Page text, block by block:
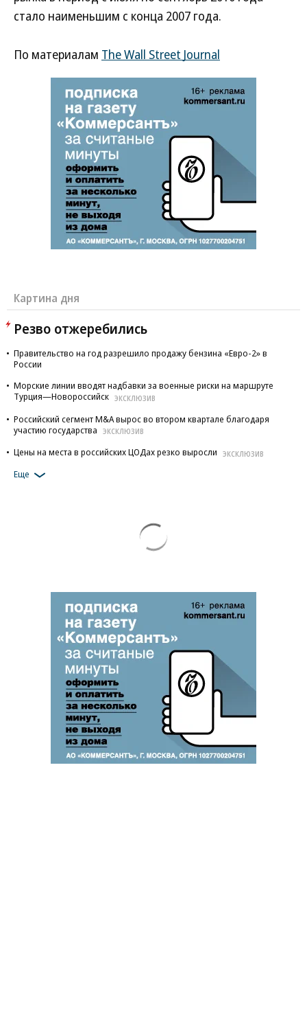
стало наименьшим с конца 2007 года.
По материалам The Wall Street Journal
Картина дня
Резво отжеребились
Правительство на год разрешило продажу бензина «Евро-2» в
России
Морские линии вводят надбавки за военные риски на маршруте
Турция—Новороссийск ЭКСКЛЮЗИВ
Российский сегмент M&A вырос во втором квартале благодаря
участию государства
ЭКСКЛЮЗИВ
Цены на места в российских ЦОДах резко выросли ЭКСКЛЮЗИВ
Еще